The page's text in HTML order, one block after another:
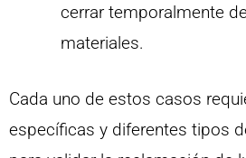
cerrar temporalmente
materiales.
Cada uno de estos casos
específicas y diferentes tipos